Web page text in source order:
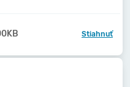
Stiahnuť